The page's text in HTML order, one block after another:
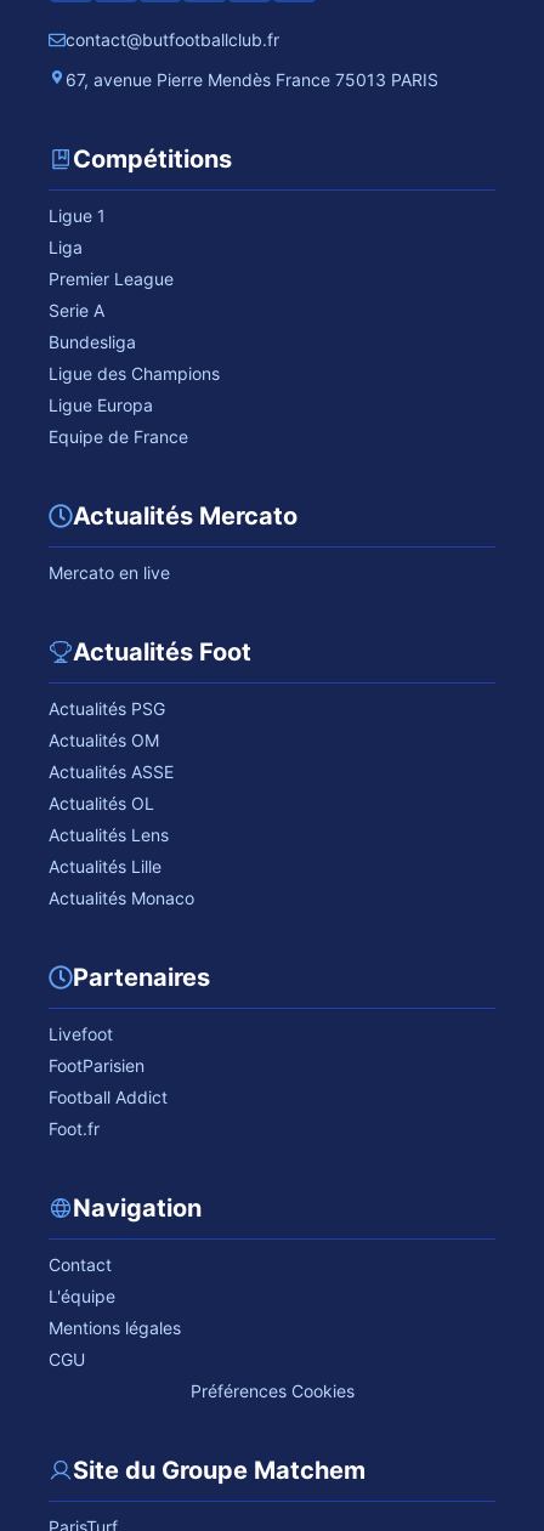
contact@butfootballclub.fr
67, avenue Pierre Mendès France 75013 PARIS
Compétitions
Ligue 1
Liga
Premier League
Serie A
Bundesliga
Ligue des Champions
Ligue Europa
Equipe de France
Actualités Mercato
Mercato en live
Actualités Foot
Actualités PSG
Actualités OM
Actualités ASSE
Actualités OL
Actualités Lens
Actualités Lille
Actualités Monaco
Partenaires
Livefoot
FootParisien
Football Addict
Foot.fr
Navigation
Contact
L'équipe
Mentions légales
CGU
Préférences Cookies
Site du Groupe Matchem
ParisTurf